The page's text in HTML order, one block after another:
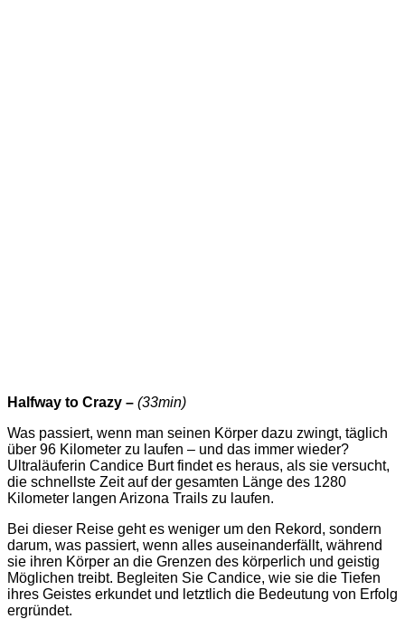
Halfway to Crazy – (33min)
Was passiert, wenn man seinen Körper dazu zwingt, täglich
über 96 Kilometer zu laufen – und das immer wieder?
Ultraläuferin Candice Burt findet es heraus, als sie versucht,
die schnellste Zeit auf der gesamten Länge des 1280
Kilometer langen Arizona Trails zu laufen.
Bei dieser Reise geht es weniger um den Rekord, sondern
darum, was passiert, wenn alles auseinanderfällt, während
sie ihren Körper an die Grenzen des körperlich und geistig
Möglichen treibt. Begleiten Sie Candice, wie sie die Tiefen
ihres Geistes erkundet und letztlich die Bedeutung von Erfolg
ergründet.